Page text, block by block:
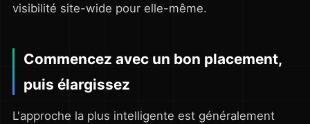
visibilité site-wide pour elle-même.
Commencez avec un bon placement,
puis élargissez
L'approche la plus intelligente est généralement